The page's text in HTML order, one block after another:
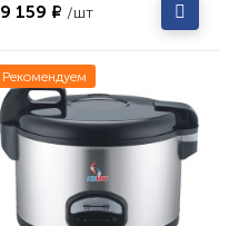
9 159 ₽ /шт
Рекомендуем